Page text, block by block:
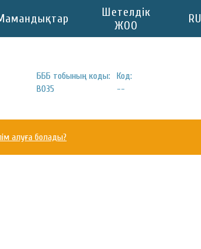
Шетелдік
ЖОО
RU
БББ тобының коды:
B035
Код:
--
алуға болады?